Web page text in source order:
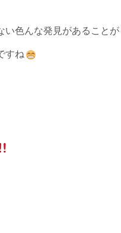
い色んな発見があることが
すね